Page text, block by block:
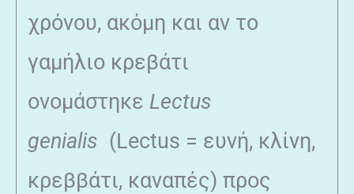
χρόνου, ακόμη και αν το
γαμήλιο κρεβάτι
ονομάστηκε Lectus
genialis (Lectus = ευνή, κλίνη,
κρεββάτι, καναπές) προς